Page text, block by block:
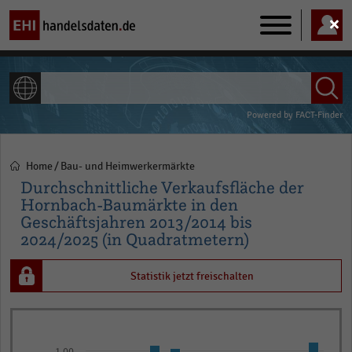
Main
navigation
Powered by FACT-Finder
Pfadnavigation
Home Bau- und Heimwerkermärkte
Durchschnittliche Verkaufsfläche der
Hornbach-Baumärkte in den
Geschäftsjahren 2013/2014 bis
2024/2025 (in Quadratmetern)
Statistik jetzt freischalten